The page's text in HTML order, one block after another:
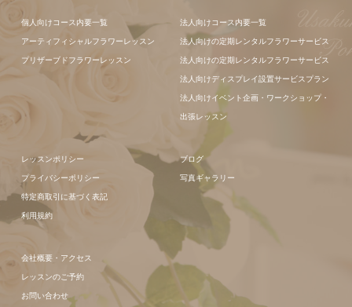
フラワーアレ
ンジメント
個人向けコース内要一覧
アーティフィシャルフラワーレッスン
プリザーブドフラワーレッスン
法人向けコース内要一覧
法人向けの定期レンタルフラワーサービス
法人向けの定期レンタルフラワーサービス
法人向けディスプレイ設置サービスプラン
法人向けイベント企画・ワークショップ・
出張レッスン
レッスンポリシー
プライバシーポリシー
特定商取引に基づく表記
利用規約
ブログ
写真ギャラリー
会社概要・アクセス
レッスンのご予約
お問い合わせ